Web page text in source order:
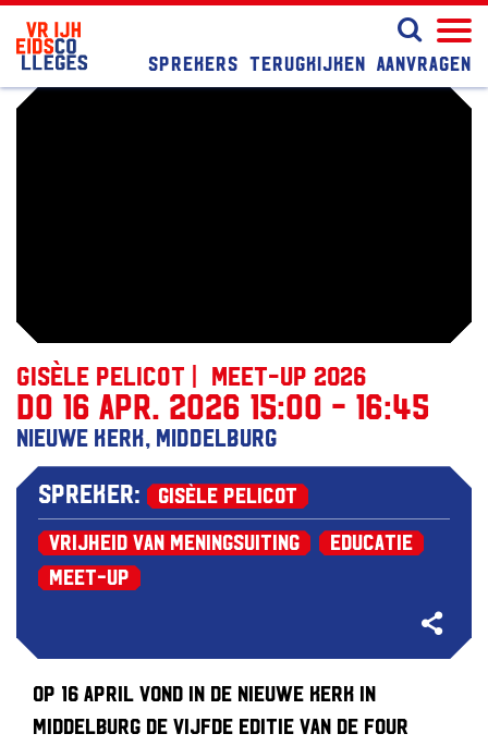
Sprekers Terugkijken Aanvragen
Gisèle Pelicot | Meet-up 2026
do 16 apr. 2026 15:00 - 16:45
Nieuwe Kerk, Middelburg
Spreker: Gisèle Pelicot
Vrijheid van Meningsuiting
Educatie
Meet-up
Op 16 april vond in de Nieuwe Kerk in
Middelburg de vijfde editie van de Four